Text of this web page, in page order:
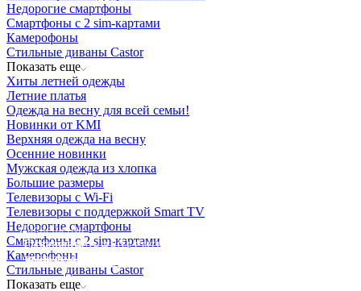
Недорогие смартфоны
Смартфоны с 2 sim-картами
Камерофоны
Стильные диваны Castor
Показать еще
Хиты летней одежды
Летние платья
Одежда на весну для всей семьи!
Новинки от KMI
Верхняя одежда на весну
Осенние новинки
Мужская одежда из хлопка
Большие размеры
Телевизоры с Wi-Fi
Телевизоры с поддержкой Smart TV
Недорогие смартфоны
Смартфоны с 2 sim-картами
Камерофоны
Стильные диваны Castor
Показать еще
Освещение
Здания префектуры ТиНАО
Освещение
Калужский завод путевых машин и гидроприводов
Освещение
СТРОИТЕЛЬНЫЙ ГИПЕРМАРКЕТ «ЛЕРУА
МЕРЛЕН»
Освещение
Железнодорожный вокзал Арзамас-1